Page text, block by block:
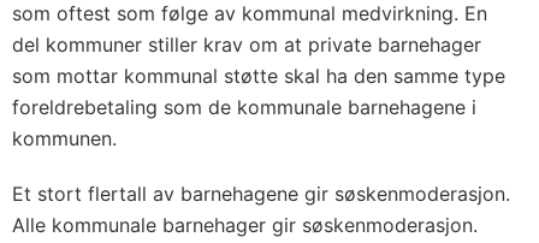
som oftest som følge av kommunal medvirkning. En
del kommuner stiller krav om at private barnehager
som mottar kommunal støtte skal ha den samme type
foreldrebetaling som de kommunale barnehagene i
kommunen.
Et stort flertall av barnehagene gir søskenmoderasjon.
Alle kommunale barnehager gir søskenmoderasjon.